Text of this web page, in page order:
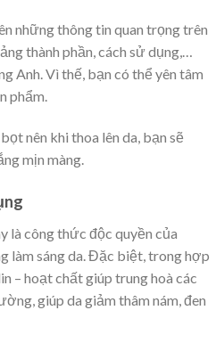
những thông tin quan trọng trên
thành phần, cách sử dụng,…
Anh. Vì thế, bạn có thể yên tâm
phẩm.
nên khi thoa lên da, bạn sẽ
mịn màng.
là công thức độc quyền của
làm sáng da. Đặc biệt, trong hợp
– hoạt chất giúp trung hoà các
giúp da giảm thâm nám, đen